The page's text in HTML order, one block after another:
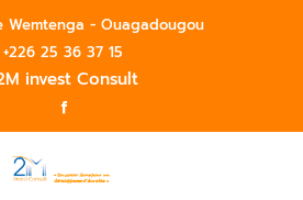
Wemtenga - Ouagadougou
+226 25 36 37 15
invest Consult